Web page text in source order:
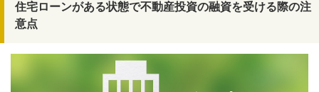
住宅ローンがある状態で不動産投資の融資を受ける際の注
意点